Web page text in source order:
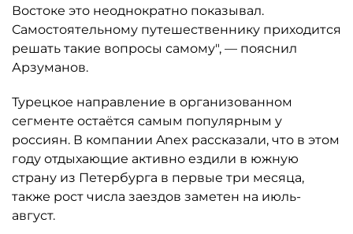
Востоке это неоднократно показывал.
Самостоятельному путешественнику приходится
решать такие вопросы самому", — пояснил
Арзуманов.
Турецкое направление в организованном
сегменте остаётся самым популярным у
россиян. В компании Anex рассказали, что в этом
году отдыхающие активно ездили в южную
страну из Петербурга в первые три месяца,
также рост числа заездов заметен на июль-
август.